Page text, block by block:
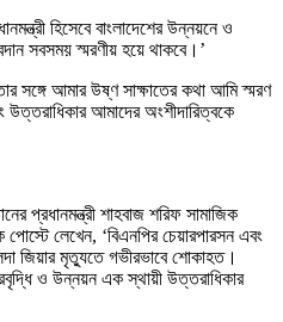
হিসেবে বাংলাদেশের উন্নয়নে ও
সবসময় স্মরণীয় হয়ে থাকবে।’
সঙ্গে আমার উষ্ণ সাক্ষাতের কথা আমি স্মরণ
উত্তরাধিকার আমাদের অংশীদারিত্বকে
প্রধানমন্ত্রী শাহবাজ শরিফ সামাজিক
লেখেন, ‘বিএনপির চেয়ারপারসন এবং
জিয়ার মৃত্যুতে গভীরভাবে শোকাহত।
ও উন্নয়ন এক স্থায়ী উত্তরাধিকার